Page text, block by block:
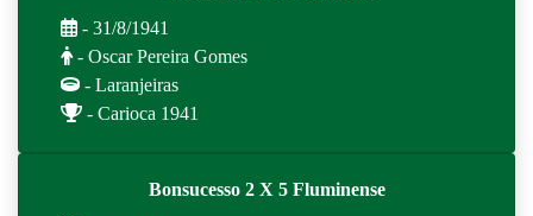
- 31/8/1941
- Oscar Pereira Gomes
- Laranjeiras
- Carioca 1941
Bonsucesso 2 X 5 Fluminense